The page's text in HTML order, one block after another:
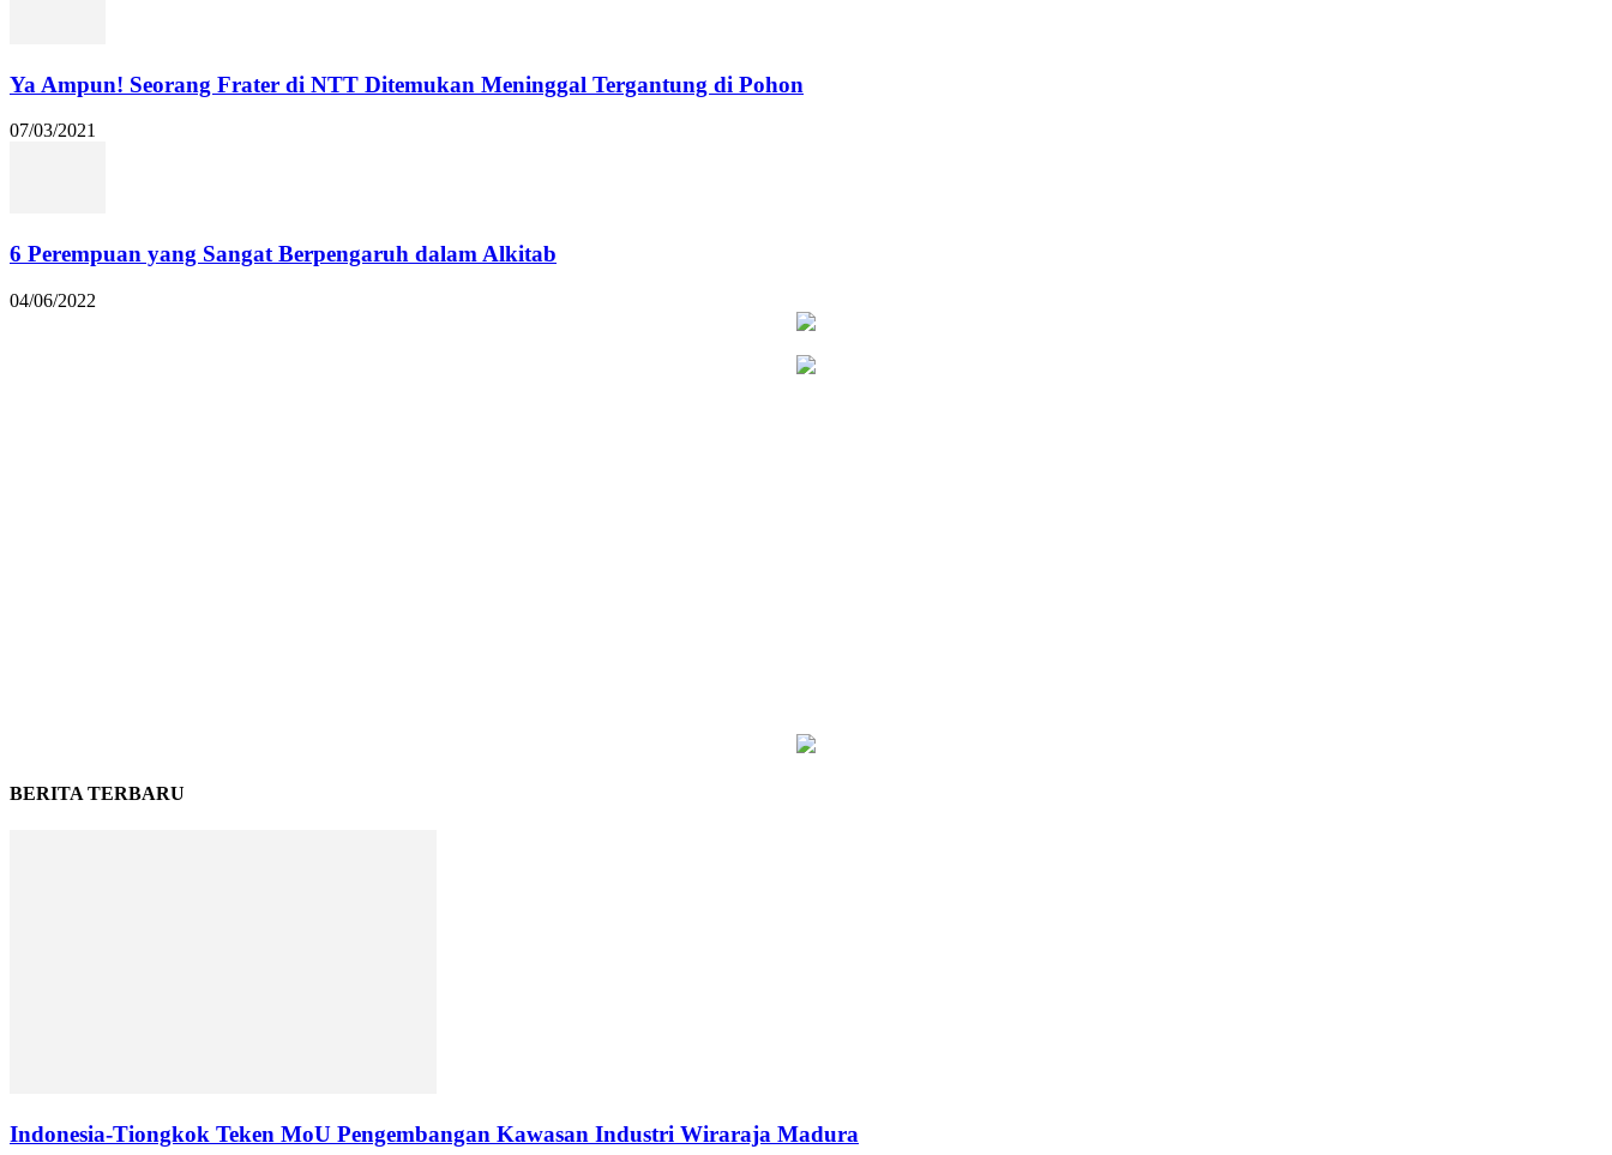
Ya Ampun! Seorang Frater di NTT Ditemukan Meninggal Tergantung di Pohon
07/03/2021
6 Perempuan yang Sangat Berpengaruh dalam Alkitab
04/06/2022
BERITA TERBARU
Indonesia-Tiongkok Teken MoU Pengembangan Kawasan Industri Wiraraja Madura